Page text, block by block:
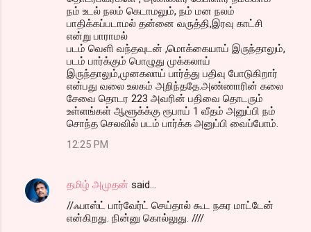
நம் உடல் நலம் கெடாமலும், நம் மன நலம்
பாதிக்கப்படாமல் தன்னை வருத்தி,இரவு காட்சி
என்று பாராமல்
படம் வெளி வந்தவுடன் ,மொக்கையாய் இருந்தாலும்,
படம் பார்க்கும் பொழுது முக்கலாய்
இருந்தாலும்,முனகலாய் பார்த்து பதிவு போடுகிறார்
என்பது வலை உலகம் அறிந்ததே.அண்ணாரின் கலை
சேவை தொடர 223 அவரின் பதிவை தொடரும்
உள்ளங்கள் ஆளூக்க்கு ரூபாய் 1 வீதம் அனுப்பி நம்
சொந்த செலவில் படம் பார்க்க அனுப்பி வைப்போம்.
12:25 PM
தமிழ் அமுதன் said…
//ஃபாஸ்ட் பார்வேர்ட் செய்தால் கூட நகர மாட்டேன்
என்கிறது. நின்னு கொல்லுது. ////